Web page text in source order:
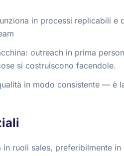
in processi replicabili e
outreach in prima
si costruiscono facendole.
in modo consistente — è
in ruoli sales, preferibilmente in